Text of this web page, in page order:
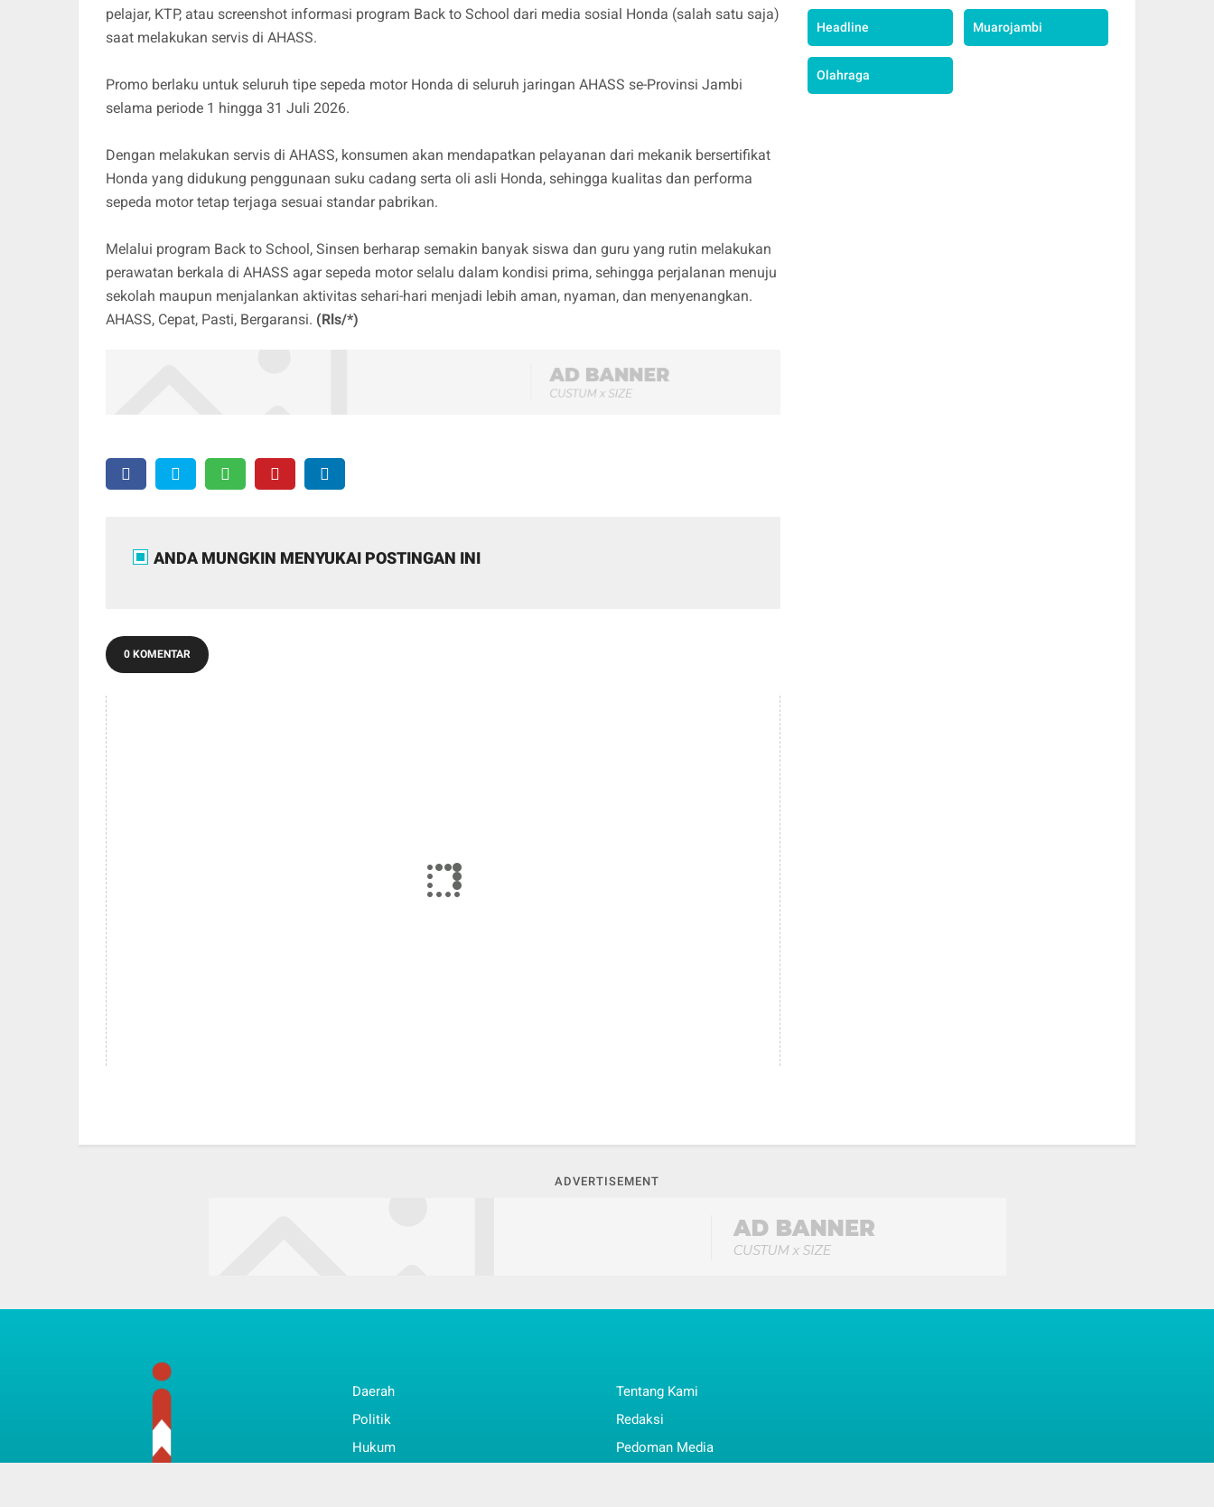
pelajar, KTP, atau screenshot informasi program Back to School dari media sosial Honda (salah satu saja)
saat melakukan servis di AHASS.
Promo berlaku untuk seluruh tipe sepeda motor Honda di seluruh jaringan AHASS se-Provinsi Jambi
selama periode 1 hingga 31 Juli 2026.
Dengan melakukan servis di AHASS, konsumen akan mendapatkan pelayanan dari mekanik bersertifikat
Honda yang didukung penggunaan suku cadang serta oli asli Honda, sehingga kualitas dan performa
sepeda motor tetap terjaga sesuai standar pabrikan.
Melalui program Back to School, Sinsen berharap semakin banyak siswa dan guru yang rutin melakukan
perawatan berkala di AHASS agar sepeda motor selalu dalam kondisi prima, sehingga perjalanan menuju
sekolah maupun menjalankan aktivitas sehari-hari menjadi lebih aman, nyaman, dan menyenangkan.
AHASS, Cepat, Pasti, Bergaransi. (Rls/*)
ANDA MUNGKIN MENYUKAI POSTINGAN INI
0 KOMENTAR
Headline Muarojambi
Olahraga
ADVERTISEMENT
Daerah
Politik
Hukum
Tentang Kami
Redaksi
Pedoman Media